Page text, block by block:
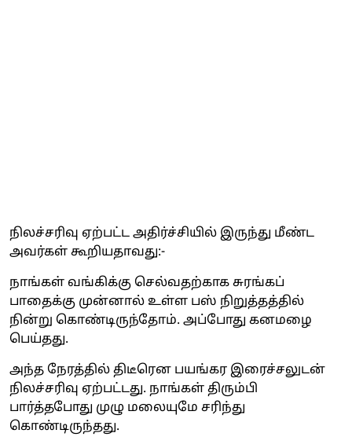
நிலச்சரிவு ஏற்பட்ட அதிர்ச்சியில் இருந்து மீண்ட
அவர்கள் கூறியதாவது:-
நாங்கள் வங்கிக்கு செல்வதற்காக சுரங்கப்
பாதைக்கு முன்னால் உள்ள பஸ் நிறுத்தத்தில்
நின்று கொண்டிருந்தோம். அப்போது கனமழை
பெய்தது.
அந்த நேரத்தில் திடீரென பயங்கர இரைச்சலுடன்
நிலச்சரிவு ஏற்பட்டது. நாங்கள் திரும்பி
பார்த்தபோது முழு மலையுமே சரிந்து
கொண்டிருந்தது.